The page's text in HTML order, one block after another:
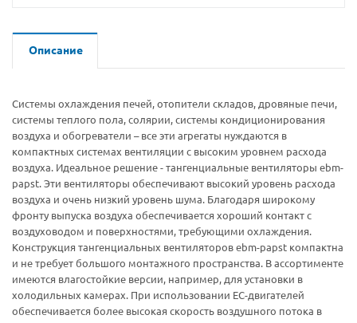
Описание
Системы охлаждения печей, отопители складов, дровяные печи,
системы теплого пола, солярии, системы кондиционирования
воздуха и обогреватели – все эти агрегаты нуждаются в
компактных системах вентиляции с высоким уровнем расхода
воздуха. Идеальное решение - тангенциальные вентиляторы ebm-
papst. Эти вентиляторы обеспечивают высокий уровень расхода
воздуха и очень низкий уровень шума. Благодаря широкому
фронту выпуска воздуха обеспечивается хороший контакт с
воздуховодом и поверхностями, требующими охлаждения.
Конструкция тангенциальных вентиляторов ebm-papst компактна
и не требует большого монтажного пространства. В ассортименте
имеются влагостойкие версии, например, для установки в
холодильных камерах. При использовании ЕС-двигателей
обеспечивается более высокая скорость воздушного потока в